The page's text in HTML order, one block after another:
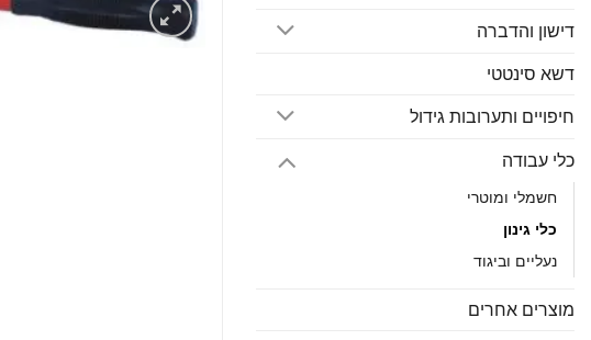
דישון והדברה
דשא סינטטי
חיפויים ותערובות גידול
כלי עבודה
חשמלי ומוטרי
כלי גינון
נעליים וביגוד
מוצרים אחרים